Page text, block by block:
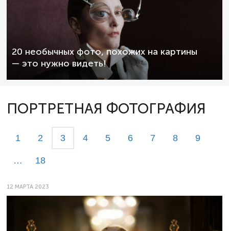
20 необычных фото, похожих на картины
— это нужно видеть!
ПОРТРЕТНАЯ ФОТОГРАФИЯ
1 2 3 4 5 6 7 8 9
… 18
12 МАРТА 2023